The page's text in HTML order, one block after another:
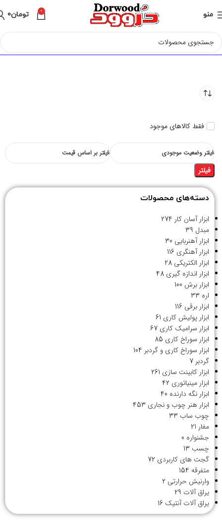
منو 0 تومان0
فقط کالاهای موجود
فیلتر وضعیت موجودی فیلتر بر اساس قیمت
فیلتر
دسته‌های محصولات
ابزار آسان کار 274
مبدل 39
ابزار آهنربایی 30
ابزار آهنگری 116
ابزار الکتریکی 28
ابزار اندازه گیری 48
ابزار برش 100
اره 33
ابزار برقی 116
ابزار پولیش کاری 61
ابزار سرامیک کاری 67
ابزار سوراخ کاری 85
ابزار سوراخ کاری و گردبر 104
گردبر 7
ابزار کابینت سازی 261
ابزار مینیاتوری 42
ابزار نگه دارنده 40
ابزار هنر چوب و نجاری 453
چوب ساب 33
مغار 21
جشنواره 0
چسب 13
گجت های کاربردی 72
متفرقه 154
وارنیش حرارتی 2
یراق آلات 29
یراق آلات آنتیک 16